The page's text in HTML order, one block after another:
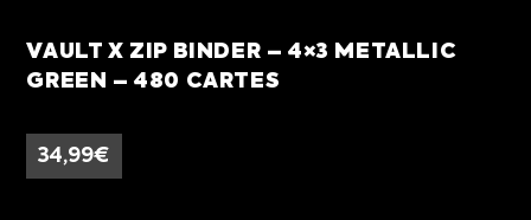
VAULT X ZIP BINDER – 4×3 METALLIC
GREEN – 480 CARTES
34,99€